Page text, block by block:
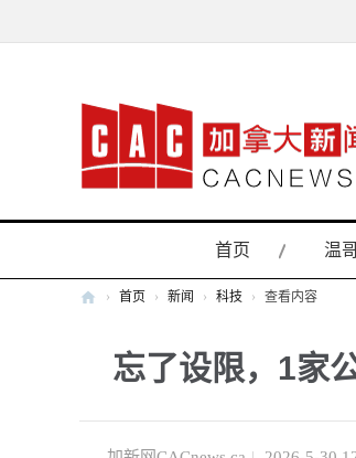
首页 温
新
› 首页 › 新闻 › 科技 › 查看内容
忘了设限，1家